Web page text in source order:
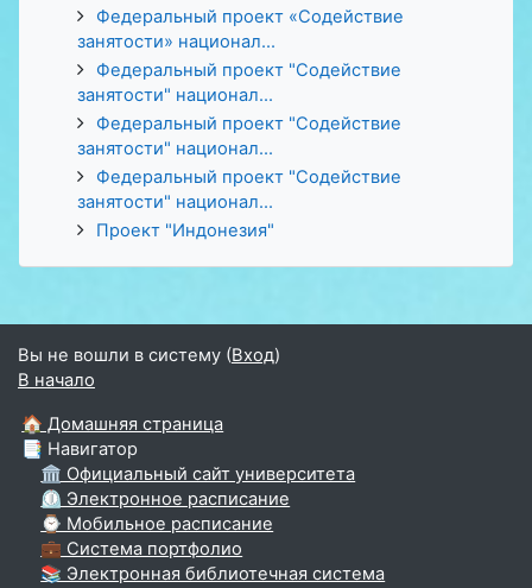
Федеральный проект «Содействие
занятости» национал...
Федеральный проект "Содействие
занятости" национал...
Федеральный проект "Содействие
занятости" национал...
Федеральный проект "Содействие
занятости" национал...
Проект "Индонезия"
Вы не вошли в систему (Вход)
В начало
🏠 Домашняя страница
📑 Навигатор
🏛 Официальный сайт университета
⏲ Электронное расписание
⌚ Мобильное расписание
💼 Система портфолио
📚 Электронная библиотечная система